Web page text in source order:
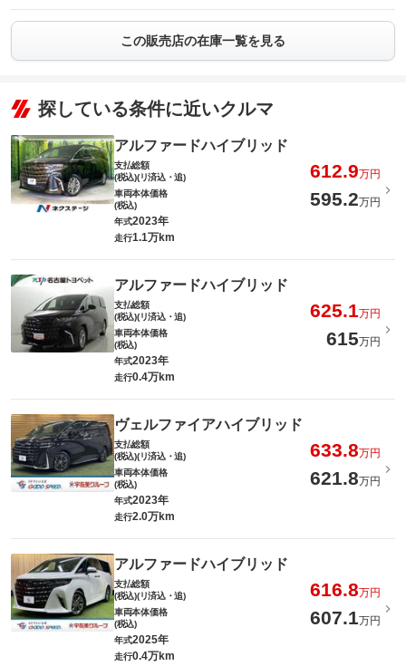
この販売店の在庫一覧を見る
探している条件に近いクルマ
アルファードハイブリッド
支払総額
(税込)(リ済込・追)
612.9万円
車両本体価格
(税込)
595.2万円
年式2023年
走行1.1万km
アルファードハイブリッド
支払総額
(税込)(リ済込・追)
625.1万円
車両本体価格
(税込)
615万円
年式2023年
走行0.4万km
ヴェルファイアハイブリッド
支払総額
(税込)(リ済込・追)
633.8万円
車両本体価格
(税込)
621.8万円
年式2023年
走行2.0万km
アルファードハイブリッド
支払総額
(税込)(リ済込・追)
616.8万円
車両本体価格
(税込)
607.1万円
年式2025年
走行0.4万km